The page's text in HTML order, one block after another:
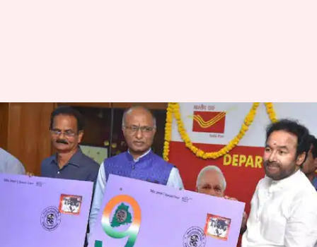
9ఏళ్ల తెలంగాణపై పోస్టల్ కవర్
రిలీజ్.. ప్రతి ఇంటికి పోస్టల్ తో
అనుబంధం
TEJAVYAS BESTHA Jun 30, 2023 01:55 pm
ఈ వార్తాకథనం ఏంటి